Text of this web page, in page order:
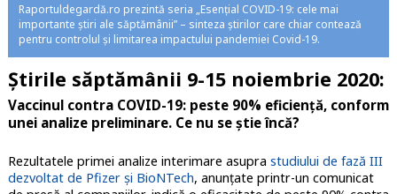
Raportuldegardă.ro prezintă seria „Esențial COVID-19: cele mai
importante știri ale săptămânii” – sinteza știrilor care chiar contează
pentru controlul și limitarea impactului pandemiei Covid-19.
Știrile săptămânii 9-15 noiembrie 2020:
Vaccinul contra COVID-19: peste 90% eficiență, conform
unei analize preliminare. Ce nu se știe încă?
Rezultatele primei analize interimare asupra studiului de fază III
dezvoltat de Pfizer și BioNTech, anunțate printr-un comunicat